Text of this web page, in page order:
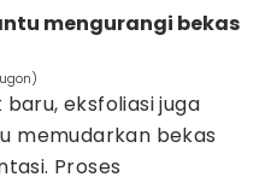
mengurangi bekas
eksfoliasi juga
memudarkan bekas
Proses